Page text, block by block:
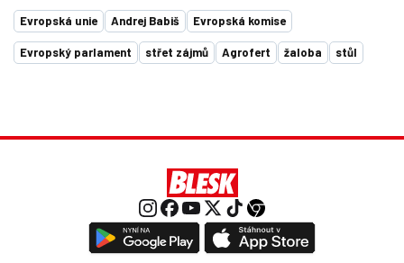
Evropská unie Andrej Babiš Evropská komise
Evropský parlament střet zájmů Agrofert žaloba stůl